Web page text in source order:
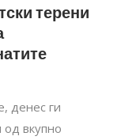
терени
денес ги
од вкупно